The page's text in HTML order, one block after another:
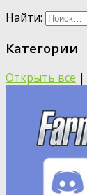
Найти:
Категории
Открыть все |